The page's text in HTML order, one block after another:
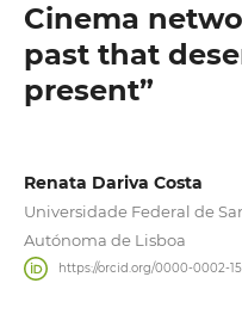
Cinema
past that
present”
Renata Dariva Costa
Universidade Federal de
Autónoma de Lisboa
https://orcid.org/0000-0002-